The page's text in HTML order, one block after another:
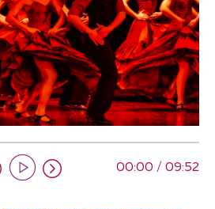
00:00 / 09:52